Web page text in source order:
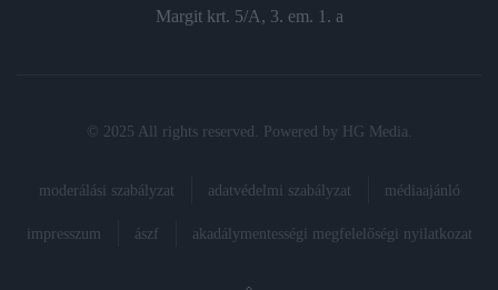
Margit krt. 5/A, 3. em. 1. a
© 2025 All rights reserved. Powered by HG Media
moderálási szabályzat adatvédelmi szabályzat médiaajánló
impresszum ászf akadálymentességi megfelelőségi nyilatkozat